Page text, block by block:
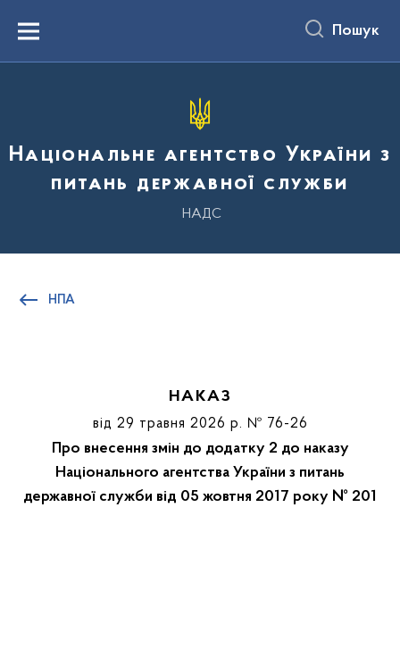
вмістуMenu Пошук
Національне агентство України з
питань державної служби
НАДС
НПА
НАКАЗ
від 29 травня 2026 р. № 76-26
Про внесення змін до додатку 2 до наказу
Національного агентства України з питань
державної служби від 05 жовтня 2017 року № 201